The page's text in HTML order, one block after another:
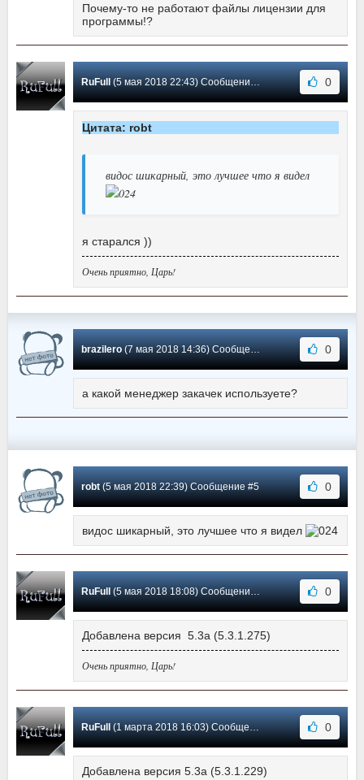
Почему-то не работают файлы лицензии для
программы!?
RuFull(5 мая 2018 22:43) Сообщение #7 0
Цитата: robt
видос шикарный, это лучшее что я видел
я старался ))
Очень приятно, Царь!
brazilero(7 мая 2018 14:36) Сообщение #6 0
а какой менеджер закачек используете?
robt(5 мая 2018 22:39) Сообщение #5 0
видос шикарный, это лучшее что я видел
RuFull(5 мая 2018 18:08) Сообщение #4 0
Добавлена версия 5.3a (5.3.1.275)
Очень приятно, Царь!
RuFull(1 марта 2018 16:03) Сообщение #3 0
Добавлена версия 5.3a (5.3.1.229)